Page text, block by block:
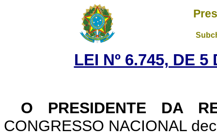
LEI Nº 6.745, DE
O PRESIDENTE DA
CONGRESSO NACIONAL